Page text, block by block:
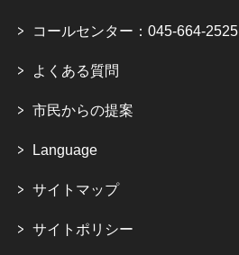
コールセンター：045-664-2525
よくある質問
市民からの提案
Language
サイトマップ
サイトポリシー